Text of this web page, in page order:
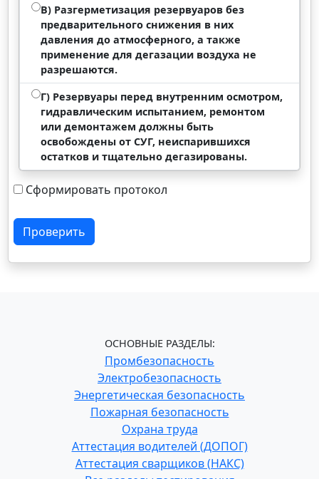
В) Разгерметизация резервуаров без
предварительного снижения в них
давления до атмосферного, а также
применение для дегазации воздуха не
разрешаются.
Г) Резервуары перед внутренним осмотром,
гидравлическим испытанием, ремонтом
или демонтажем должны быть
освобождены от СУГ, неиспарившихся
остатков и тщательно дегазированы.
Сформировать протокол
Проверить
ОСНОВНЫЕ РАЗДЕЛЫ:
Промбезопасность
Электробезопасность
Энергетическая безопасность
Пожарная безопасность
Охрана труда
Аттестация водителей (ДОПОГ)
Аттестация сварщиков (НАКС)